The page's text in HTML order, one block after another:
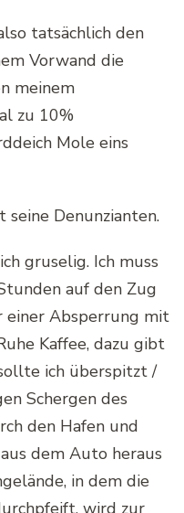
tatsächlich den
Vorwand die
meinem
zu 10%
Mole eins
seine Denunzianten.
gruselig. Ich muss
auf den Zug
einer Absperrung mit
Kaffee, dazu gibt
ich überspitzt /
Schergen des
den Hafen und
dem Auto heraus
in dem die
wird zur